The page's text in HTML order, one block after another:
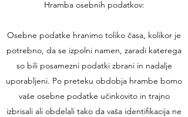
Hramba osebnih podatkov:
Osebne podatke hranimo toliko časa, kolikor je
potrebno, da se izpolni namen, zaradi katerega
so bili posamezni podatki zbrani in nadalje
uporabljeni. Po preteku obdobja hrambe bomo
vaše osebne podatke učinkovito in trajno
izbrisali ali obdelali tako da vaša identifikacija ne